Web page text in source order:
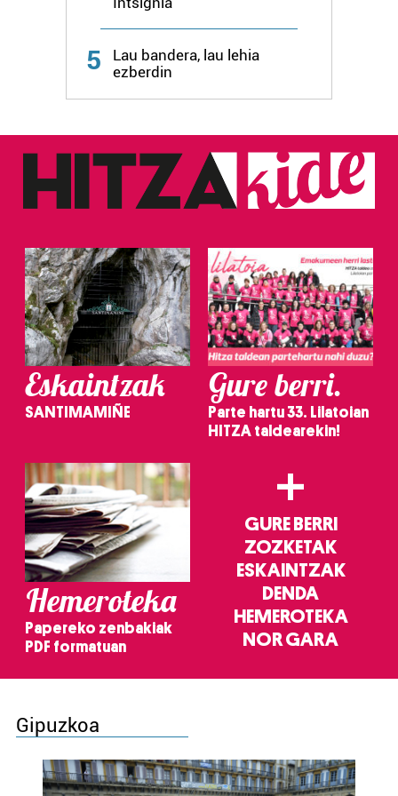
Webgune honek cookie propioak eta hirugarrenen cookie-
zerbitzuak hobetzeko asmoz, cookie teknologiaz
baliatzen gara. Ohar hau onartuz gero, teknologia hori
erabiltzeko baimen esplizitua ematen diguzu.Gehiago
5
Lau bandera, lau lehia
ezberdin
Eskaintzak
SANTIMAMIÑE
Gure berri.
Parte hartu 33. Lilatoian
HITZA taldearekin!
Hemeroteka
Papereko zenbakiak
PDF formatuan
+
GURE BERRI
ZOZKETAK
ESKAINTZAK
DENDA
HEMEROTEKA
NOR GARA
Gipuzkoa